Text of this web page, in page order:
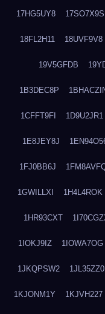
17HG5UY8 17SO7X9S
18FL2H11 18UVF9V8
19V5GFDB
1B3DEC8P
1CFFT9FI 1D9U2JR1
1E8JEY8J
1FJ0BB6J
1GWILLXI 1H4L4ROK
1HR93CXT
1IOKJ9IZ 1IOWA7OG
1JKQPSW2 1JL35ZZ0
1KJONM1Y 1KJVH227